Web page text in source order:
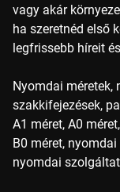
vagy akár
ha szeretnéd első
legfrissebb híreit
Nyomdai méretek,
szakkifejezések,
A1 méret, A0
B0 méret,
nyomdai